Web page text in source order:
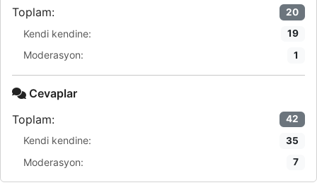
Toplam:
20
Kendi kendine: 19
Moderasyon: 1
Cevaplar
Toplam:
42
Kendi kendine: 35
Moderasyon: 7